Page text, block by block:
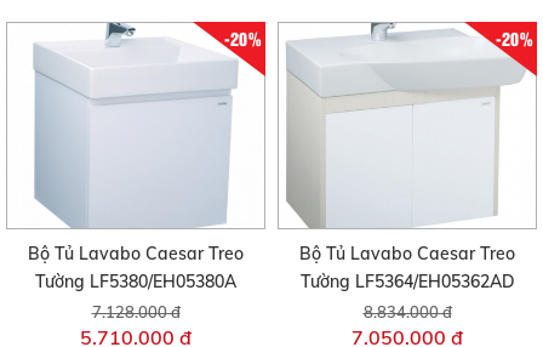
-20%
Bộ Tủ Lavabo Caesar Treo
Tường LF5380/EH05380A
7.128.000 đ
5.710.000 đ
-20%
Bộ Tủ Lavabo Caesar Treo
Tường LF5364/EH05362AD
8.834.000 đ
7.050.000 đ